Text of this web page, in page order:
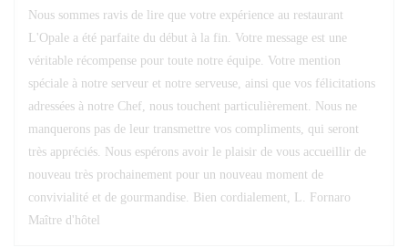
Nous sommes ravis de lire que votre expérience au restaurant
L'Opale a été parfaite du début à la fin. Votre message est une
véritable récompense pour toute notre équipe. Votre mention
spéciale à notre serveur et notre serveuse, ainsi que vos félicitations
adressées à notre Chef, nous touchent particulièrement. Nous ne
manquerons pas de leur transmettre vos compliments, qui seront
très appréciés. Nous espérons avoir le plaisir de vous accueillir de
nouveau très prochainement pour un nouveau moment de
convivialité et de gourmandise. Bien cordialement, L. Fornaro
Maître d'hôtel